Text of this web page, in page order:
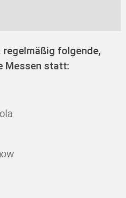
regelmäßig folgende,
Messen statt: